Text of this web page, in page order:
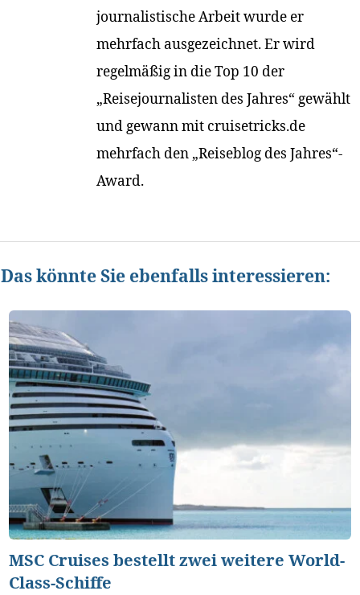
journalistische Arbeit wurde er
mehrfach ausgezeichnet. Er wird
regelmäßig in die Top 10 der
„Reisejournalisten des Jahres“ gewählt
und gewann mit cruisetricks.de
mehrfach den „Reiseblog des Jahres“-
Award.
Das könnte Sie ebenfalls interessieren:
MSC Cruises bestellt zwei weitere World-
Class-Schiffe